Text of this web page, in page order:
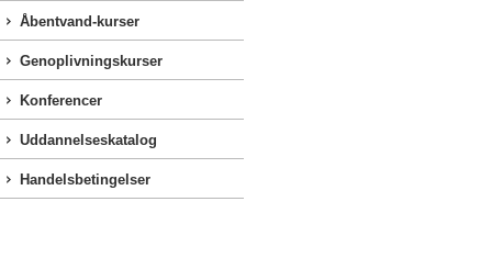
Åbentvand-kurser
Genoplivningskurser
Konferencer
Uddannelseskatalog
Handelsbetingelser